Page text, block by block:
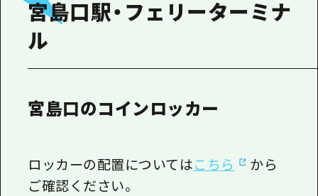
宮島口駅・フェリーターミナ
ル
宮島口のコインロッカー
ロッカーの配置についてはこちら
から
ご確認ください。